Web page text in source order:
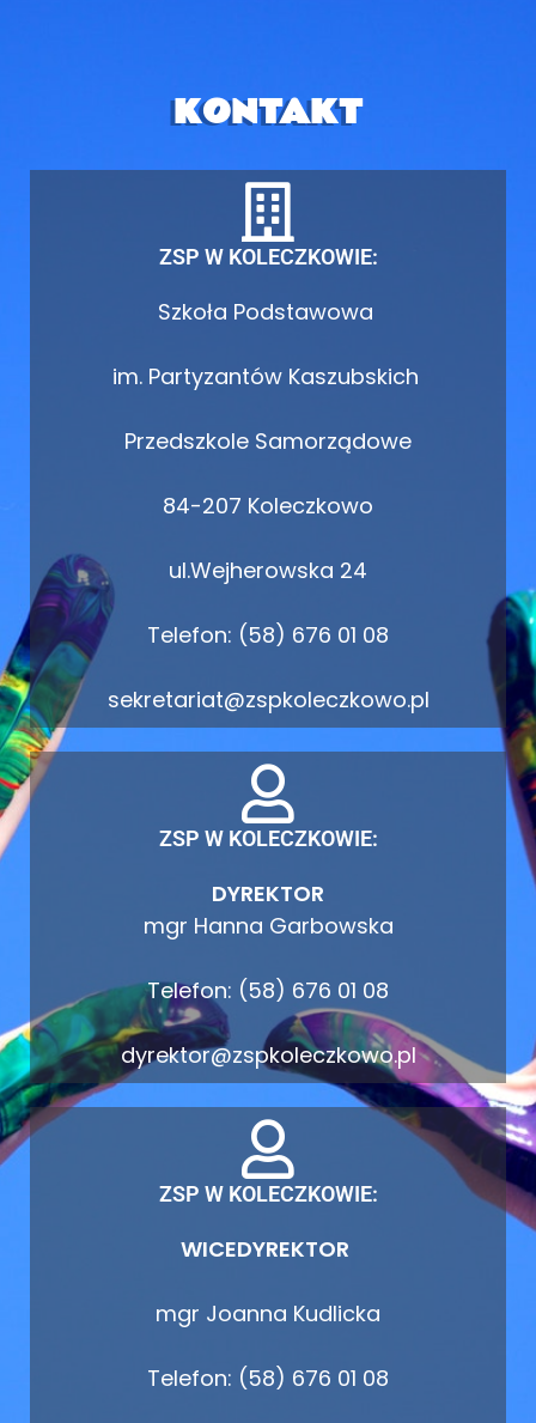
KONTAKT
ZSP W KOLECZKOWIE:
Szkoła Podstawowa
im. Partyzantów Kaszubskich
Przedszkole Samorządowe
84-207 Koleczkowo
ul.Wejherowska 24
Telefon: (58) 676 01 08
sekretariat@zspkoleczkowo.pl
ZSP W KOLECZKOWIE:
DYREKTOR
mgr Hanna Garbowska
Telefon: (58) 676 01 08
dyrektor@zspkoleczkowo.pl
ZSP W KOLECZKOWIE:
WICEDYREKTOR
mgr Joanna Kudlicka
Telefon: (58) 676 01 08